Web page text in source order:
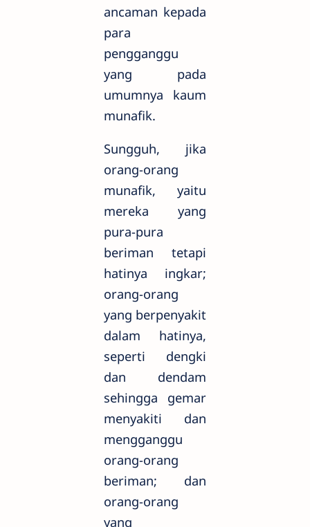
ancaman kepada
para
pengganggu
yang pada
umumnya kaum
munafik.
Sungguh, jika
orang-orang
munafik, yaitu
mereka yang
pura-pura
beriman tetapi
hatinya ingkar;
orang-orang
yang berpenyakit
dalam hatinya,
seperti dengki
dan dendam
sehingga gemar
menyakiti dan
mengganggu
orang-orang
beriman; dan
orang-orang
yang